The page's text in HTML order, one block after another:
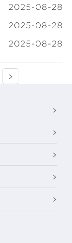
2025-08-28
2025-08-28
2025-08-28